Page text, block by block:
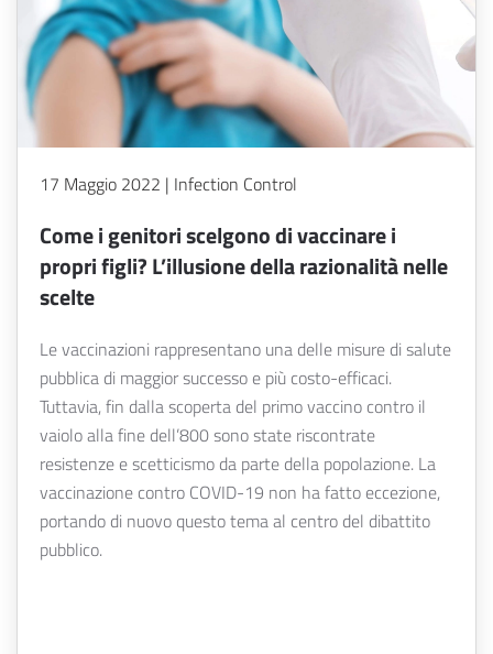
17 Maggio 2022 | Infection Control
Come i genitori scelgono di vaccinare i
propri figli? L’illusione della razionalità nelle
scelte
Le vaccinazioni rappresentano una delle misure di salute
pubblica di maggior successo e più costo-efficaci.
Tuttavia, fin dalla scoperta del primo vaccino contro il
vaiolo alla fine dell’800 sono state riscontrate
resistenze e scetticismo da parte della popolazione. La
vaccinazione contro COVID-19 non ha fatto eccezione,
portando di nuovo questo tema al centro del dibattito
pubblico.